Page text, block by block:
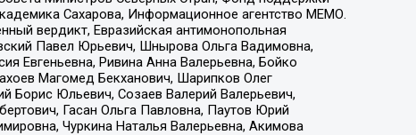
Сахарова, Информационное агентство МЕМО.
вердикт, Евразийская антимонопольная
Павел Юрьевич, Шнырова Ольга Вадимовна,
Евгеньевна, Ривина Анна Валерьевна, Бойко
Магомед Бекханович, Шарипков Олег
Борис Юльевич, Созаев Валерий Валерьевич,
Гасан Ольга Павловна, Паутов Юрий
Чуркина Наталья Валерьевна, Акимова